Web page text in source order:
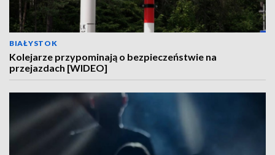
BIAŁYSTOK
Kolejarze przypominają o bezpieczeństwie na
przejazdach [WIDEO]